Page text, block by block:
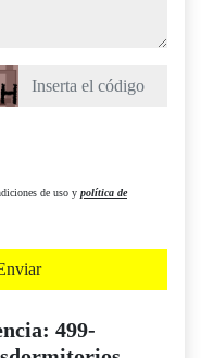
de uso y política de
499-